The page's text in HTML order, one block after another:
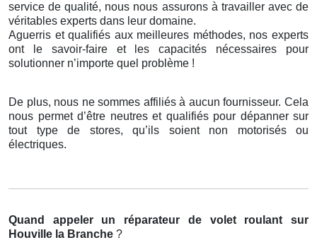
service de qualité, nous nous assurons à travailler avec de
véritables experts dans leur domaine.
Aguerris et qualifiés aux meilleures méthodes, nos experts
ont le savoir-faire et les capacités nécessaires pour
solutionner n’importe quel problème !
De plus, nous ne sommes affiliés à aucun fournisseur. Cela
nous permet d’être neutres et qualifiés pour dépanner sur
tout type de stores, qu’ils soient non motorisés ou
électriques.
Quand appeler un réparateur de volet roulant
sur
Houville la Branche ?